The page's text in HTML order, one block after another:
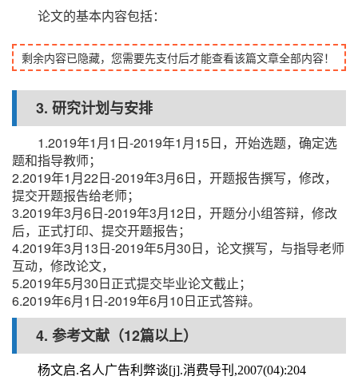
论文的基本内容包括：
剩余内容已隐藏，您需要先支付后才能查看该篇文章全部内容！
3. 研究计划与安排
1.2019年1月1日-2019年1月15日，开始选题，确定选
题和指导教师；
2.2019年1月22日-2019年3月6日，开题报告撰写，修改，
提交开题报告给老师；
3.2019年3月6日-2019年3月12日，开题分小组答辩，修改
后，正式打印、提交开题报告；
4.2019年3月13日-2019年5月30日，论文撰写，与指导老师
互动，修改论文，
5.2019年5月30日正式提交毕业论文截止；
6.2019年6月1日-2019年6月10日正式答辩。
4. 参考文献（12篇以上）
杨文启.名人广告利弊谈[j].消费导刊,2007(04):204